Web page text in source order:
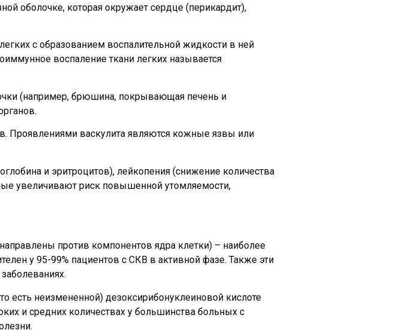
оболочке, которая окружает сердце (перикардит),
с образованием воспалительной жидкости в ней
воспаление ткани легких называется
(например, брюшина, покрывающая печень и
Проявлениями васкулита являются кожные язвы или
и эритроцитов), лейкопения (снижение количества
увеличивают риск повышенной утомляемости,
против компонентов ядра клетки) – наиболее
у 95-99% пациентов с СКВ в активной фазе. Также эти
есть неизмененной) дезоксирибонуклеиновой кислоте
и средних количествах у большинства больных с